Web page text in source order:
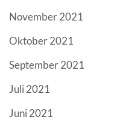
November 2021
Oktober 2021
September 2021
Juli 2021
Juni 2021